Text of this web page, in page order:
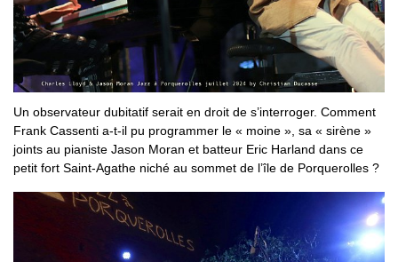
Un observateur dubitatif serait en droit de s’interroger. Comment
Frank Cassenti a-t-il pu programmer le « moine », sa « sirène »
joints au pianiste Jason Moran et batteur Eric Harland dans ce
petit fort Saint-Agathe niché au sommet de l’île de Porquerolles ?